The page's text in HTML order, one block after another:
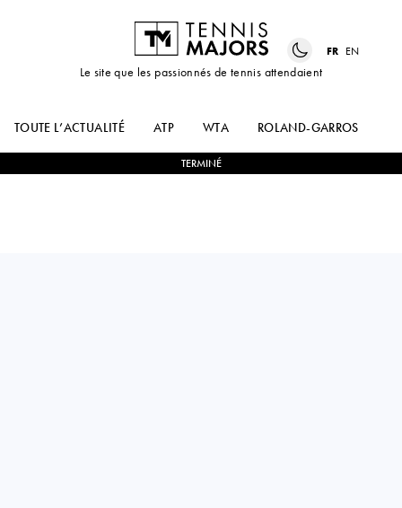
Le site que les passionnés de tennis attendaient
FR EN
TOUTE L’ACTUALITÉ ATP WTA ROLAND-GARROS
TERMINÉ